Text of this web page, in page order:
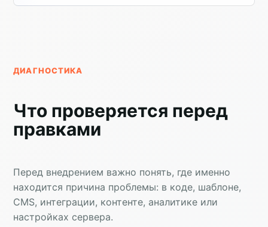
ДИАГНОСТИКА
Что проверяется перед
правками
Перед внедрением важно понять, где именно
находится причина проблемы: в коде, шаблоне,
CMS, интеграции, контенте, аналитике или
настройках сервера.